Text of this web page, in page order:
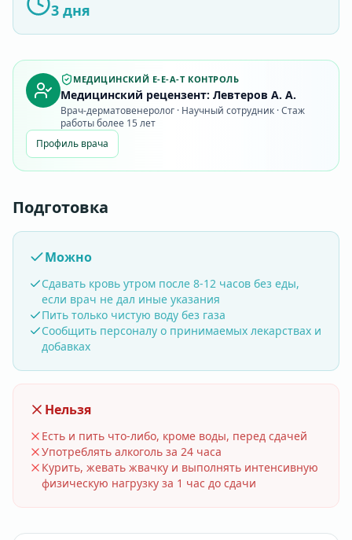
3 дня
МЕДИЦИНСКИЙ E-E-A-T КОНТРОЛЬ
Медицинский рецензент: Левтеров А. А.
Врач-дерматовенеролог · Научный сотрудник · Стаж
работы более 15 лет
Профиль врача
Подготовка
Можно
Сдавать кровь утром после 8-12 часов без еды,
если врач не дал иные указания
Пить только чистую воду без газа
Сообщить персоналу о принимаемых лекарствах и
добавках
Нельзя
Есть и пить что-либо, кроме воды, перед сдачей
Употреблять алкоголь за 24 часа
Курить, жевать жвачку и выполнять интенсивную
физическую нагрузку за 1 час до сдачи